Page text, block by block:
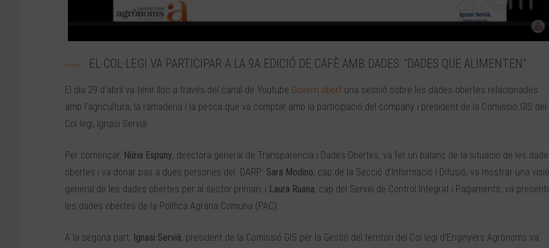
EL COL·LEGI VA PARTICIPAR A LA 9A EDICIÓ DE CAFÈ AMB DADES: “DADES QUE ALIMENTEN”
El dia 29 d’abril va tenir lloc a través del canal de Youtube Govern obert una sessió sobre les dades obertes relacionades
amb l’agricultura, la ramaderia i la pesca que va comptar amb la participació del company i president de la Comissió GIS del
Col·legi, Ignasi Servià.
Per començar, Núria Espuny, directora general de Transparència i Dades Obertes, va fer un balanç de la situació de les
obertes i va donar pas a dues persones del DARP: Sara Modino, cap de la Secció d’Informació i Difusió, va mostrar una visió
general de les dades obertes per al sector primari, i Laura Ruana, cap del Servei de Control Integrat i Pagaments, va
les dades obertes de la Política Agrària Comuna (PAC).
A la segona part, Ignasi Servià, president de la Comissió GIS per la Gestió del territori del Col·legi d’Enginyers Agrònoms va